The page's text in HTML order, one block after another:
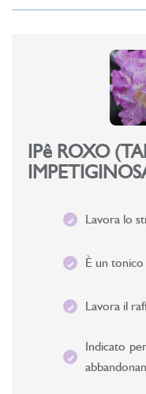
IPê ROXO
Lavora lo
È un
Lavora il
Indicato